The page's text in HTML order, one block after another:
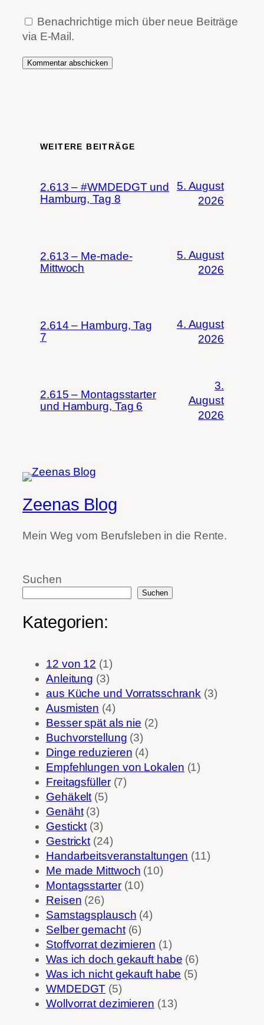
Benachrichtige mich über neue Beiträge
via E-Mail.
WEITERE BEITRÄGE
2.613 – #WMDEDGT und
Hamburg, Tag 8
5. August
2026
2.613 – Me-made-
Mittwoch
5. August
2026
2.614 – Hamburg, Tag
7
4. August
2026
2.615 – Montagsstarter
und Hamburg, Tag 6
3.
August
2026
Zeenas Blog
Mein Weg vom Berufsleben in die Rente.
Suchen
Suchen
Kategorien:
12 von 12 (1)
Anleitung (3)
aus Küche und Vorratsschrank (3)
Ausmisten (4)
Besser spät als nie (2)
Buchvorstellung (3)
Dinge reduzieren (4)
Empfehlungen von Lokalen (1)
Freitagsfüller(7)
Gehäkelt(5)
Genäht(3)
Gestickt(3)
Gestrickt(24)
Handarbeitsveranstaltungen (11)
Me made Mittwoch (10)
Montagsstarter(10)
Reisen (26)
Samstagsplausch (4)
Selber gemacht(6)
Stoffvorrat dezimieren (1)
Was ich doch gekauft habe (6)
Was ich nicht gekauft habe (5)
WMDEDGT (5)
Wollvorrat dezimieren (13)